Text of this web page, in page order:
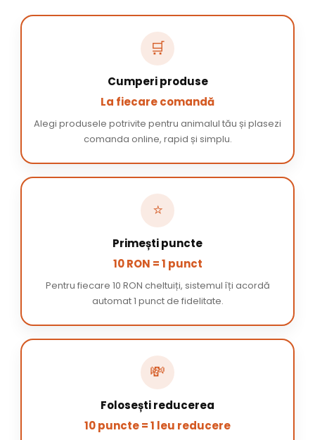
🛒
Cumperi produse
La fiecare comandă
Alegi produsele potrivite pentru animalul tău și plasezi
comanda online, rapid și simplu.
⭐
Primești puncte
10 RON = 1 punct
Pentru fiecare 10 RON cheltuiți, sistemul îți acordă
automat 1 punct de fidelitate.
💸
Folosești reducerea
10 puncte = 1 leu reducere